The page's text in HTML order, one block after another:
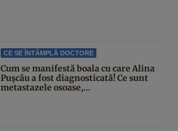
CE SE ÎNTÂMPLĂ DOCTORE
Cum se manifestă boala cu care Alina
Pușcău a fost diagnosticată! Ce sunt
metastazele osoase,...